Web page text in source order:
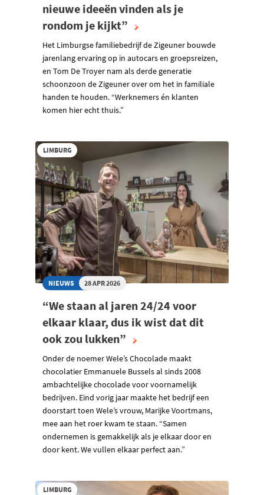
nieuwe ideeën vinden als je
rondom je kijkt”
Het Limburgse familiebedrijf de Zigeuner bouwde
jarenlang ervaring op in autocars en groepsreizen,
en Tom De Troyer nam als derde generatie
schoonzoon de Zigeuner over om het in familiale
handen te houden. “Werknemers én klanten
komen hier echt thuis.”
LIMBURG
NIEUWS 28 APR 2026
“We staan al jaren 24/24 voor
elkaar klaar, dus ik wist dat dit
ook zou lukken”
Onder de noemer Wele’s Chocolade maakt
chocolatier Emmanuele Bussels al sinds 2008
ambachtelijke chocolade voor voornamelijk
bedrijven. Eind vorig jaar maakte het bedrijf een
doorstart toen Wele’s vrouw, Marijke Voortmans,
mee aan het roer kwam te staan. “Samen
ondernemen is gemakkelijk als je elkaar door en
door kent. We vullen elkaar perfect aan.”
LIMBURG